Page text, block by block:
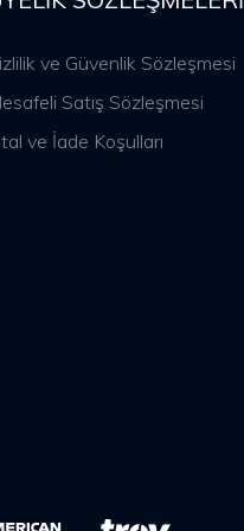
ve Güvenlik Sözleşmesi
Satış Sözleşmesi
ve İade Koşulları